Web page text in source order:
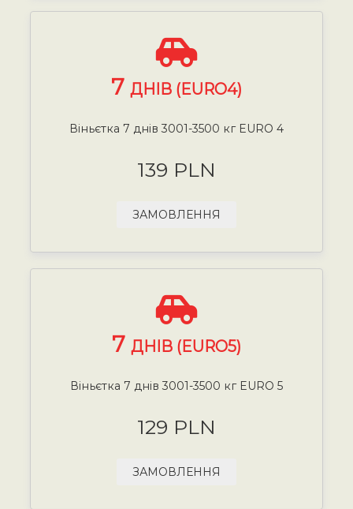
7 ДНІВ (EURO4)
Віньєтка 7 днів 3001-3500 кг EURO 4
139 PLN
ЗАМОВЛЕННЯ
7 ДНІВ (EURO5)
Віньєтка 7 днів 3001-3500 кг EURO 5
129 PLN
ЗАМОВЛЕННЯ